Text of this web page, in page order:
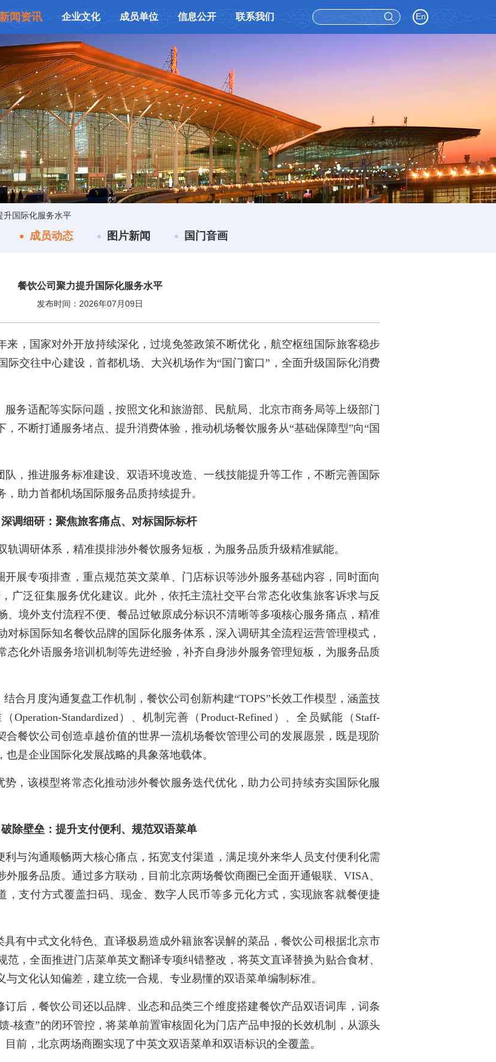
闻资讯 企业文化 成员单位 信息公开 联系我们 En
升国际化服务水平
成员动态 图片新闻 国门音画
餐饮公司聚力提升国际化服务水平
发布时间：2026年07月09日
来，国家对外开放持续深化，过境免签政策不断优化，航空枢纽国际旅客稳步
际交往中心建设，首都机场、大兴机场作为“国门窗口”，全面升级国际化消费
务适配等实际问题，按照文化和旅游部、民航局、北京市商务局等上级部门
不断打通服务堵点、提升消费体验，推动机场餐饮服务从“基础保障型”向“国
，推进服务标准建设、双语环境改造、一线技能提升等工作，不断完善国际
助力首都机场国际服务品质持续提升。
深调细研：聚焦旅客痛点、对标国际标杆
轨调研体系，精准摸排涉外餐饮服务短板，为服务品质升级精准赋能。
展专项排查，重点规范英文菜单、门店标识等涉外服务基础内容，同时面向
广泛征集服务优化建议。此外，依托主流社交平台常态化收集旅客诉求与反
、境外支付流程不便、餐品过敏原成分标识不清晰等多项核心服务痛点，精准
标国际知名餐饮品牌的国际化服务体系，深入调研其全流程运营管理模式，
态化外语服务培训机制等先进经验，补齐自身涉外服务管理短板，为服务品质
合月度沟通复盘工作机制，餐饮公司创新构建“TOPS”长效工作模型，涵盖技
Operation-Standardized）、机制完善（Product-Refined）、全员赋能（Staff-
合餐饮公司创造卓越价值的世界一流机场餐饮管理公司的发展愿景，既是现阶
是企业国际化发展战略的具象落地载体。
，该模型将常态化推动涉外餐饮服务迭代优化，助力公司持续夯实国际化服
破除壁垒：提升支付便利、规范双语菜单
与沟通顺畅两大核心痛点，拓宽支付渠道，满足境外来华人员支付便利化需
服务品质。通过多方联动，目前北京两场餐饮商圈已全面开通银联、VISA、
，支付方式覆盖扫码、现金、数字人民币等多元化方式，实现旅客就餐便捷
有中式文化特色、直译极易造成外籍旅客误解的菜品，餐饮公司根据北京市
，全面推进门店菜单英文翻译专项纠错整改，将英文直译替换为贴合食材、
文化认知偏差，建立统一合规、专业易懂的双语菜单编制标准。
后，餐饮公司还以品牌、业态和品类三个维度搭建餐饮产品双语词库，词条
-核查”的闭环管控，将菜单前置审核固化为门店产品申报的长效机制，从源头
前，北京两场商圈实现了中英文双语菜单和双语标识的全覆盖。